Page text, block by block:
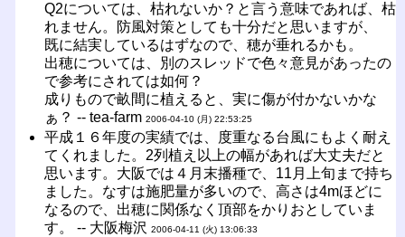
Q2については、枯れないか？と言う意味であれば、枯
れません。防風対策としても十分だと思いますが、
既に結実しているはずなので、穂が垂れるかも。
出穂については、別のスレッドで色々意見があったの
で参考にされては如何？
成りもので畝間に植えると、実に傷が付かないかな
ぁ？ -- tea-farm 2006-04-10 (月) 22:53:25
平成１６年度の実績では、度重なる台風にもよく耐え
てくれました。2列植え以上の幅があれば大丈夫だと
思います。大阪では４月末播種で、11月上旬まで持ち
ました。なすは施肥量が多いので、高さは4mほどに
なるので、出穂に関係なく頂部をかりおとしていま
す。 -- 大阪梅沢 2006-04-11 (火) 13:06:33